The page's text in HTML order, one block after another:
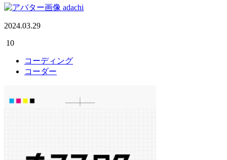
adachi
2024.03.29
10
コーディング
コーダー